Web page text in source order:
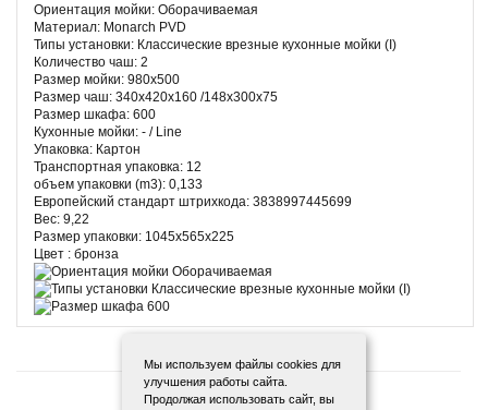
Ориентация мойки: Оборачиваемая
Материал: Monarch PVD
Типы установки: Классические врезные кухонные мойки (I)
Количество чаш: 2
Размер мойки: 980x500
Размер чаш: 340x420x160 /148x300x75
Размер шкафа: 600
Кухонные мойки: - / Line
Упаковка: Картон
Транспортная упаковка: 12
объем упаковки (m3): 0,133
Европейский стандарт штрихкода: 3838997445699
Вес: 9,22
Размер упаковки: 1045x565x225
Цвет : бронза
Мы используем файлы cookies для
улучшения работы сайта.
Продолжая использовать сайт, вы